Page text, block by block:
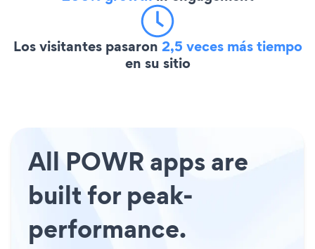
Los visitantes pasaron 2,5 veces más tiempo
en su sitio
All POWR apps are
built for peak-
performance.